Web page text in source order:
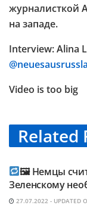
журналисткой
на западе.
Interview: Alina
Video is too big
Related
TELEGRAM KANAL
🖼 Немцы
Зеленскому
27.07.2022 - UPDATED